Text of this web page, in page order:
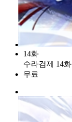
14화
수라검제 14화
무료